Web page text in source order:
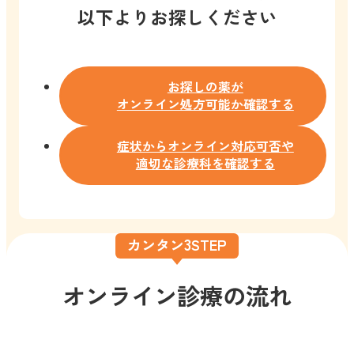
以下よりお探しください
お探しの薬が
オンライン処方可能か確認する
症状からオンライン対応可否や
適切な診療科を確認する
カンタン3STEP
オンライン診療の流れ